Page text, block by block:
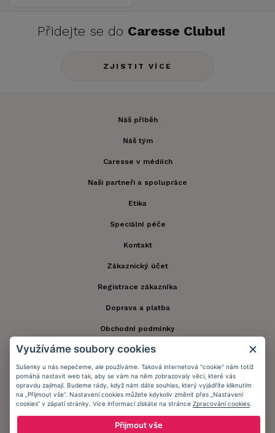
Přidejte se do Caresse Clubu!
ZJISTIT VÍCE
Náš příběh
Náš tým
Caresse v médiích
Naši partneři a spolupráce
Etika
Speciální péče
Kontakt
Zákaznický účet
Registrace zákazníka
Doprava a platba
Obchodní podmínky
Ochrana osobních údajů
Informační memorandum
Zůstaňte s námi v kontaktu.
Využíváme soubory cookies
Sušenky u nás nepečeme, ale používáme. Taková internetová "cookie" nám totiž
pomáhá nastavit web tak, aby se vám na něm zobrazovaly věci, které vás
opravdu zajímají. Budeme rády, když nám dáte souhlas, který vyjádříte kliknutím
na „Přijmout vše“. Nastavení cookies můžete kdykoliv změnit přes „Nastavení
cookies“ v zápatí stránky. Více informací získáte na stránce Zpracování cookies
Přijmout vše